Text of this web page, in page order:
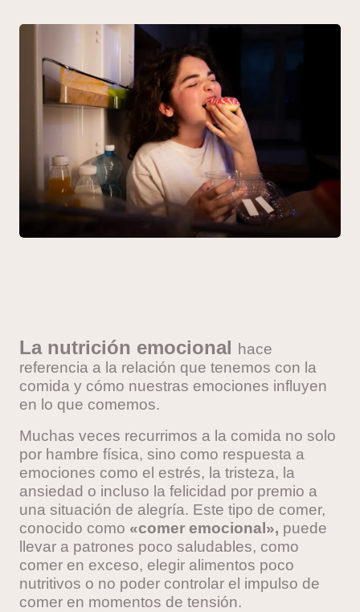
La nutrición emocional hace
referencia a la relación que tenemos con la
comida y cómo nuestras emociones influyen
en lo que comemos.
Muchas veces recurrimos a la comida no solo
por hambre física, sino como respuesta a
emociones como el estrés, la tristeza, la
ansiedad o incluso la felicidad por premio a
una situación de alegría. Este tipo de comer,
conocido como «comer emocional», puede
llevar a patrones poco saludables, como
comer en exceso, elegir alimentos poco
nutritivos o no poder controlar el impulso de
comer en momentos de tensión.